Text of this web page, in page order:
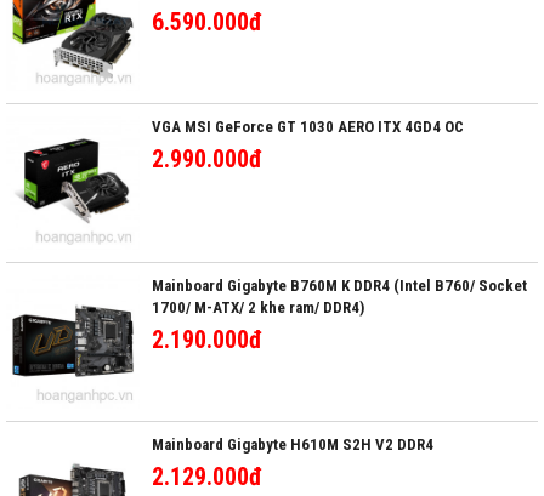
6.590.000đ
VGA MSI GeForce GT 1030 AERO ITX 4GD4 OC
2.990.000đ
Mainboard Gigabyte B760M K DDR4 (Intel B760/ Socket
1700/ M-ATX/ 2 khe ram/ DDR4)
2.190.000đ
Mainboard Gigabyte H610M S2H V2 DDR4
2.129.000đ